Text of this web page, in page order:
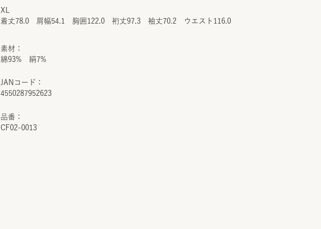
JANコード：
4550287952623
品番：
CF02-0013
XL
着丈78.0 肩幅54.1 胸囲122.0 裄丈97.3 袖丈70.2 ウエスト116.0
素材：
綿93% 絹7%